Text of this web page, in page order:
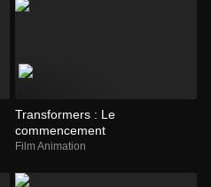
Transformers : Le
commencement
Film Animation